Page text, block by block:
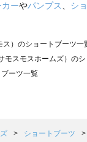
カーやパンプス シ
）のショートブーツ一
モスモスホームズ）の
ーツ一覧
ルバイサマンサモスモ
スモス ラーゴム）のシ
ショートブーツ